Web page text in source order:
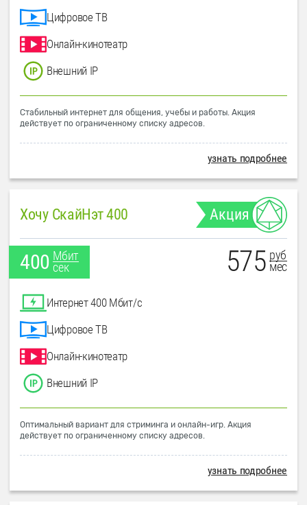
Цифровое ТВ
Онлайн-кинотеатр
Внешний IP
Стабильный интернет для общения, учебы и работы. Акция
действует по ограниченному списку адресов.
узнать подробнее
Хочу СкайНэт 400 Акция
400 Мбит
сек
575 руб
мес
Интернет 400 Мбит/с
Цифровое ТВ
Онлайн-кинотеатр
Внешний IP
Оптимальный вариант для стриминга и онлайн-игр. Акция
действует по ограниченному списку адресов.
узнать подробнее